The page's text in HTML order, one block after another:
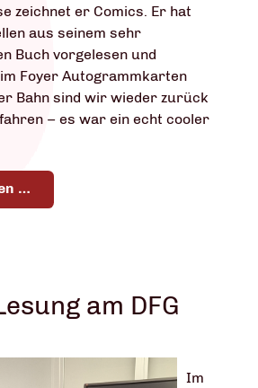
zeichnet er Comics. Er hat
aus seinem sehr
Buch vorgelesen und
Foyer Autogrammkarten
Bahn sind wir wieder zurück
– es war ein echt cooler
…
am DFG
Im